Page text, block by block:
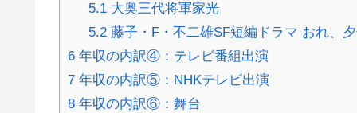
5.1大奥三代将軍家光
5.2藤子・F・不二雄SF短編ドラマ おれ、
6 年収の内訳④：テレビ番組出演
7 年収の内訳⑤：NHKテレビ出演
8 年収の内訳⑥：舞台